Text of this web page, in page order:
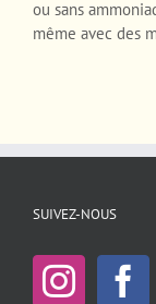
ou sans
même avec des
SUIVEZ-NOUS